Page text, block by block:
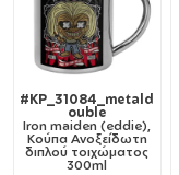
#KP_31084_metald
ouble
Iron maiden (eddie),
Κούπα Ανοξείδωτη
διπλού τοιχώματος
300ml